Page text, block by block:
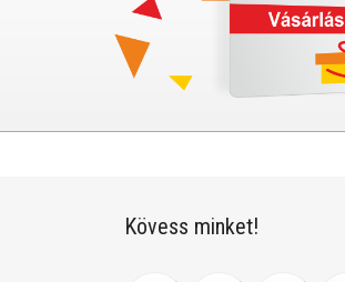
Kövess minket!